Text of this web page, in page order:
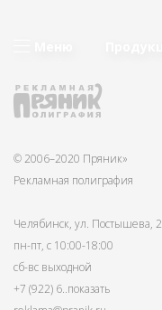
© 2006–2020 Пряник»
Рекламная полиграфия
Челябинск, ул. Постышева, 2
пн-пт, с 10:00-18:00
сб-вс выходной
+7 (922) 6..показать